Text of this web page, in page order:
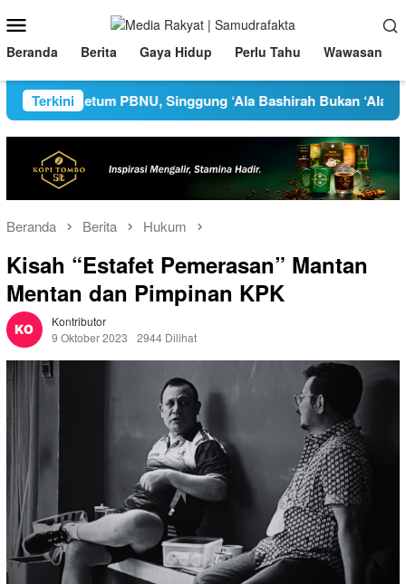
ke
kontenMobile
Beranda Berita Gaya Hidup Perlu Tahu Wawasan
Terkini
PBNU, Singgung ‘Ala Bashirah Bukan ‘Ala Bisharah
Beranda Berita Hukum
Kisah “Estafet Pemerasan” Mantan
Mentan dan Pimpinan KPK
Kontributor
9 Oktober 2023
2944 Dilihat